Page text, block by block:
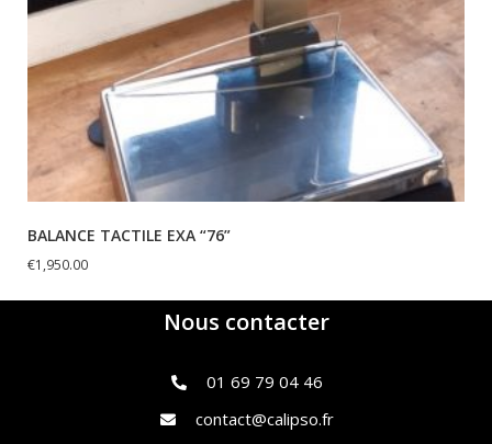
BALANCE TACTILE EXA “76”
€1,950.00
Nous contacter
01 69 79 04 46
contact@calipso.fr